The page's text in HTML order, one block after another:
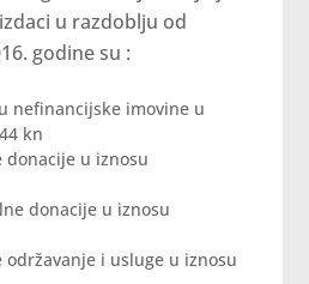
u razdoblju od
godine su :
nefinancijske imovine u
kn
donacije u iznosu
donacije u iznosu
održavanje i usluge u iznosu